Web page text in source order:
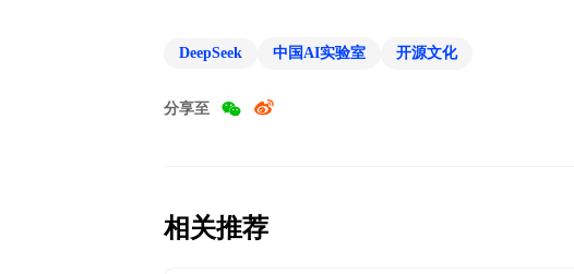
DeepSeek 中国AI实验室 开源文化
分享至
相关推荐